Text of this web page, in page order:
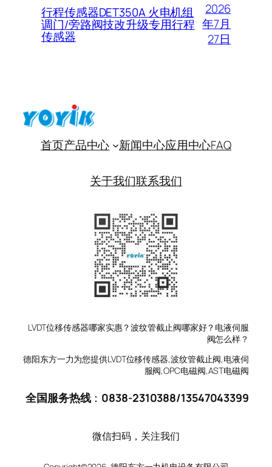
行程传感器DET350A 火电机组
调门/旁路阀技改升级专用行程
传感器
2026
年7月
27日
首页产品中心 新闻中心应用中心FAQ
关于我们联系我们
LVDT位移传感器哪家实惠？波纹管截止阀哪家好？电液伺服
阀怎么样？
德阳东方一力为您提供LVDT位移传感器,波纹管截止阀,电液伺
服阀,OPC电磁阀,AST电磁阀
全国服务热线： 0838-2310388/13547043399
微信扫码，关注我们